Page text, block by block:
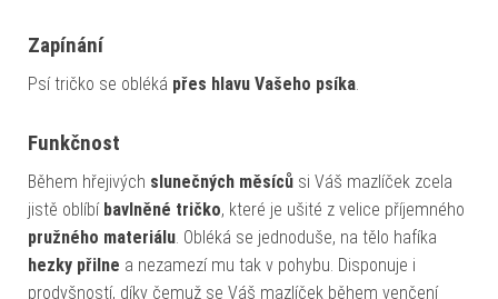
Zapínání
Psí tričko se obléká přes hlavu Vašeho psíka.
Funkčnost
Během hřejivých slunečných měsíců si Váš mazlíček zcela
jistě oblíbí bavlněné tričko, které je ušité z velice příjemného
pružného materiálu. Obléká se jednoduše, na tělo hafíka
hezky přilne a nezamezí mu tak v pohybu. Disponuje i
prodyšností, díky čemuž se Váš mazlíček během venčení